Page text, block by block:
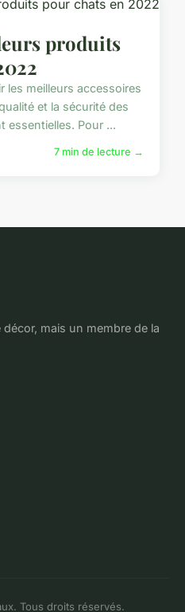
produits
les meilleurs accessoires
et la sécurité des
essentielles. Pour ...
7 min de lecture →
mais un membre de la
Tous droits réservés.